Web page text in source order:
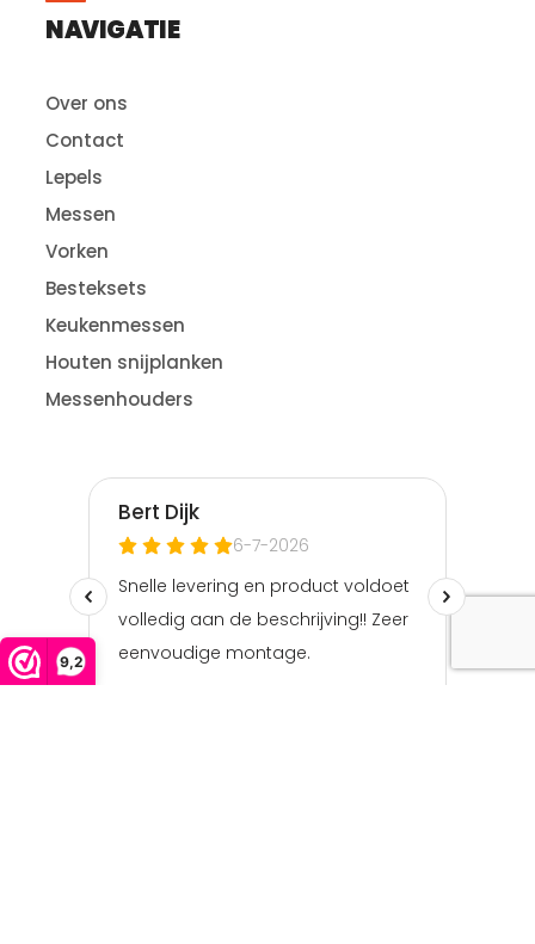
9,2
NAVIGATIE
Over ons
Contact
Lepels
Messen
Vorken
Besteksets
Keukenmessen
Houten snijplanken
Messenhouders